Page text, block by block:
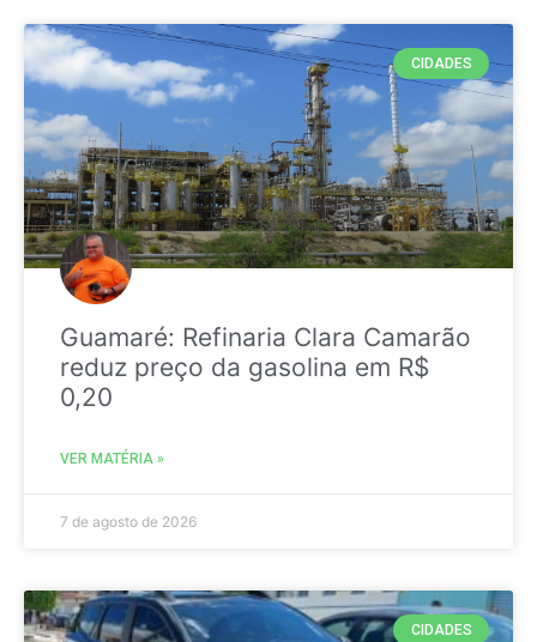
CIDADES
Guamaré: Refinaria Clara Camarão
reduz preço da gasolina em R$
0,20
VER MATÉRIA »
7 de agosto de 2026
CIDADES